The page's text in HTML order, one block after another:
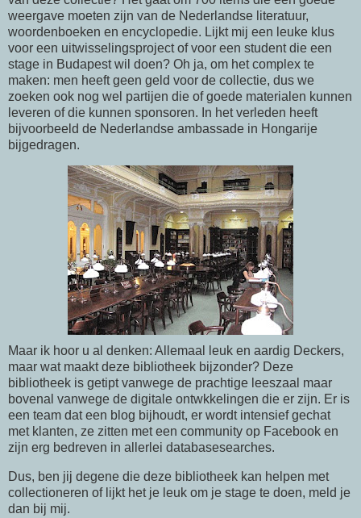
weergave moeten zijn van de Nederlandse literatuur,
woordenboeken en encyclopedie. Lijkt mij een leuke klus
voor een uitwisselingsproject of voor een student die een
stage in Budapest wil doen? Oh ja, om het complex te
maken: men heeft geen geld voor de collectie, dus we
zoeken ook nog wel partijen die of goede materialen kunnen
leveren of die kunnen sponsoren. In het verleden heeft
bijvoorbeeld de Nederlandse ambassade in Hongarije
bijgedragen.
Maar ik hoor u al denken: Allemaal leuk en aardig Deckers,
maar wat maakt deze bibliotheek bijzonder? Deze
bibliotheek is getipt vanwege de prachtige leeszaal maar
bovenal vanwege de digitale ontwkkelingen die er zijn. Er is
een team dat een blog bijhoudt, er wordt intensief gechat
met klanten, ze zitten met een community op Facebook en
zijn erg bedreven in allerlei databasesearches.
Dus, ben jij degene die deze bibliotheek kan helpen met
collectioneren of lijkt het je leuk om je stage te doen, meld je
dan bij mij.